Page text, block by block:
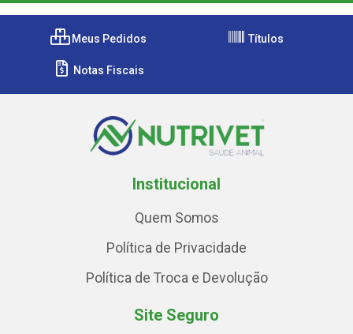
Meus Pedidos Títulos
Notas Fiscais
Institucional
Quem Somos
Política de Privacidade
Política de Troca e Devolução
Site Seguro